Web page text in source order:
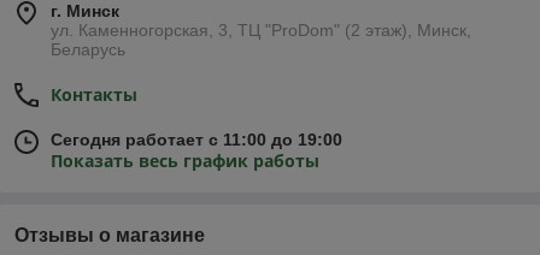
г. Минск
ул. Каменногорская, 3, ТЦ "ProDom" (2 этаж), Минск,
Беларусь
Контакты
Сегодня работает с 11:00 до 19:00
Показать весь график работы
Отзывы о магазине